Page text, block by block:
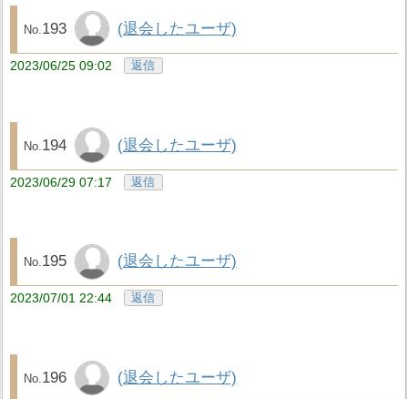
193 (退会したユーザ)
2023/06/25 09:02 返信
194 (退会したユーザ)
2023/06/29 07:17 返信
195 (退会したユーザ)
2023/07/01 22:44 返信
196 (退会したユーザ)